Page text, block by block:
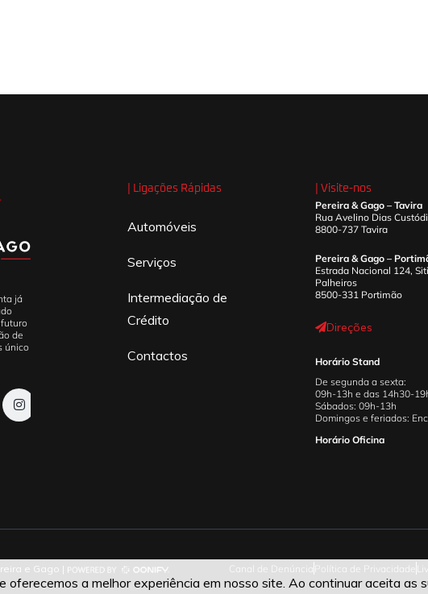
já
de
único
| Ligações Rápidas
Automóveis
Serviços
Intermediação de
Crédito
Contactos
| Visite-nos
Pereira & Gago – Tavira
Rua Avelino Dias
8800-737 Tavira
Pereira & Gago –
Estrada Nacional 124,
Palheiros
8500-331 Portimão
Direções
Horário Stand
De segunda a sexta:
09h-13h e das 14h30-
Sábados: 09h-13h
Domingos e feriados:
Horário Oficina
e Gago | Canal de Denúncia Política de Privacidade
oferecemos a melhor experiência em nosso site. Ao continuar aceita as